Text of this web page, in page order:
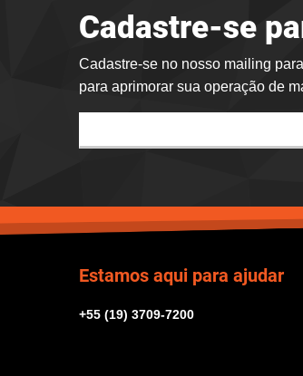
Cadastre-se
Cadastre-se no nosso mailing
para aprimorar sua operação de
Estamos aqui para ajudar
+55 (19) 3709-7200